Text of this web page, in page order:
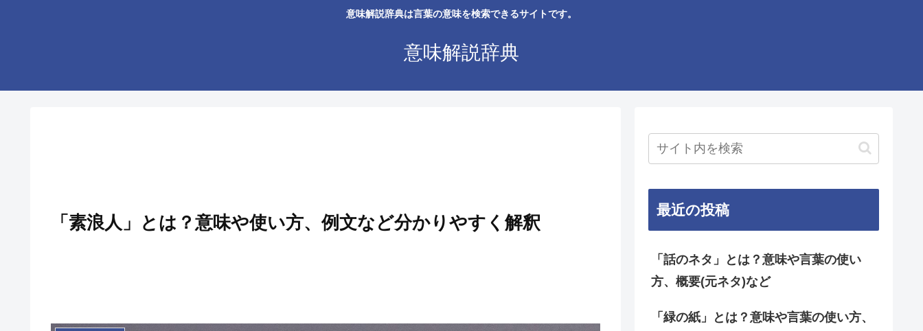
意味解説辞典は言葉の意味を検索できるサイトです。
意味解説辞典
「素浪人」とは？意味や使い方、例文など分かりやすく解釈
最近の投稿
「話のネタ」とは？意味や言葉の使い
方、概要(元ネタ)など
「緑の紙」とは？意味や言葉の使い方、